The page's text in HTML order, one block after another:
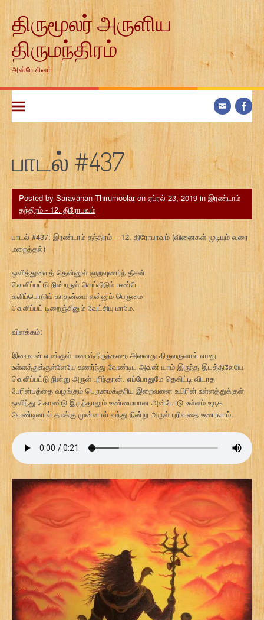
contentதிருமூலர் அருளிய
திருமந்திரம்
அன்பே சிவம்
பாடல் #437
Posted by Saravanan Thirumoolaron ஏப்ரல் 23, 2019 in இரண்டாம்
தந்திரம் - 12. திரோபவம்
பாடல் #437: இரண்டாம் தந்திரம் – 12. திரோபாவம் (வினைகள் முடியும் வரை
மறைத்தல்)
ஒளித்துவைத் தென்னுள் ளுறவுணர்ந் தீசன்
வெளிப்பட்டு நின்றருள் செய்திடும் ஈண்டே
களிப்பொடுங் காதன்மை என்னும் பெருமை
வெளிப்பட் டிறைஞ்சினும் வேட்சியு மாமே.
விளக்கம்:
இறைவன் எமக்குள் மறைத்திருந்ததை அவனது திருவருளால் எமது
உள்ளத்துக்குள்ளேயே உணர்ந்து வேண்டிட அவன் யாம் இருந்த இடத்திலேயே
வெளிப்பட்டு நின்று அருள் புரிந்தான். எப்போதுமே தெகிட்டி விடாத
பேரின்பத்தை வழங்கும் பெருமைக்குரிய இறைவனை உயிரின் உள்ளத்துக்குள்
ஒளிந்து கொண்டு இருந்தாலும் உண்மையான அன்போடு உள்ளம் உருக
வேண்டினால் தமக்கு முன்னால் வந்து நின்று அருள் புரிவதை உணரலாம்.